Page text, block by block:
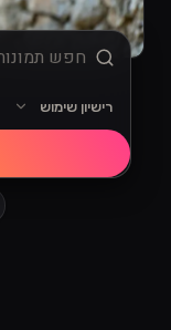
רישיון שימוש
רישיון שימושמיון